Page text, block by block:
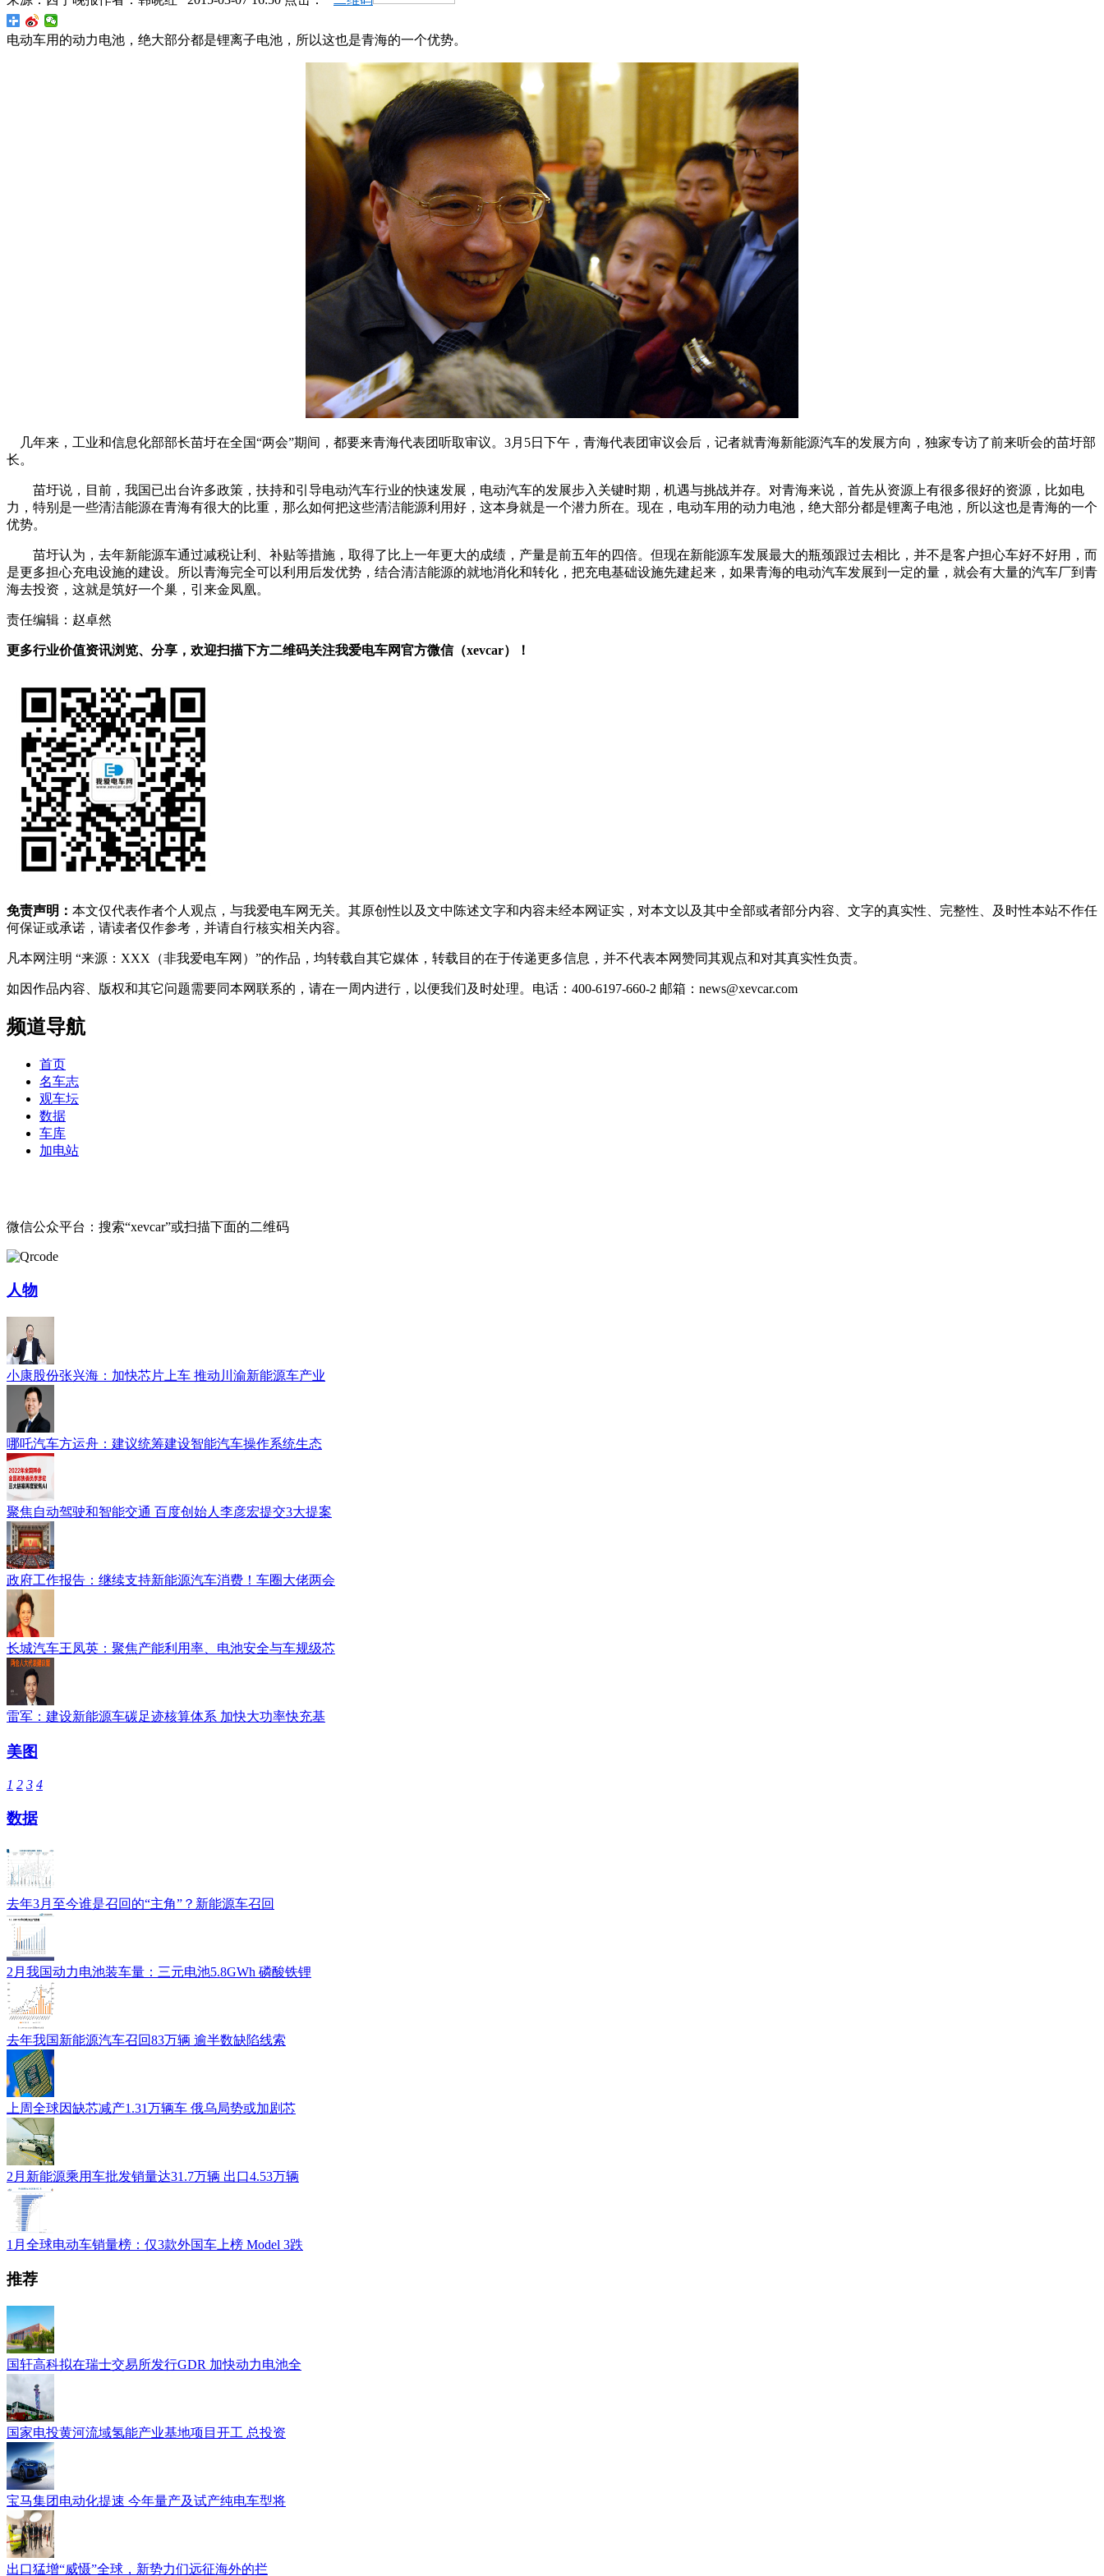
电动车用的动力电池，绝大部分都是锂离子电池，所以这也是青海的一个优势。
几年来，工业和信息化部部长苗圩在全国“两会”期间，都要来青海代表团听取审议。3月5日下午，青海代表团审议会后，记者就青海新能源汽车的发展方向，独家专访了前来听会的苗圩部
长。
苗圩说，目前，我国已出台许多政策，扶持和引导电动汽车行业的快速发展，电动汽车的发展步入关键时期，机遇与挑战并存。对青海来说，首先从资源上有很多很好的资源，比如电
力，特别是一些清洁能源在青海有很大的比重，那么如何把这些清洁能源利用好，这本身就是一个潜力所在。现在，电动车用的动力电池，绝大部分都是锂离子电池，所以这也是青海的一个
优势。
苗圩认为，去年新能源车通过减税让利、补贴等措施，取得了比上一年更大的成绩，产量是前五年的四倍。但现在新能源车发展最大的瓶颈跟过去相比，并不是客户担心车好不好用，而
是更多担心充电设施的建设。所以青海完全可以利用后发优势，结合清洁能源的就地消化和转化，把充电基础设施先建起来，如果青海的电动汽车发展到一定的量，就会有大量的汽车厂到青
海去投资，这就是筑好一个巢，引来金凤凰。
责任编辑：赵卓然
更多行业价值资讯浏览、分享，欢迎扫描下方二维码关注我爱电车网官方微信（xevcar）！
免责声明： 本文仅代表作者个人观点，与我爱电车网无关。其原创性以及文中陈述文字和内容未经本网证实，对本文以及其中全部或者部分内容、文字的真实性、完整性、及时性本站不作任
何保证或承诺，请读者仅作参考，并请自行核实相关内容。
凡本网注明 “来源：XXX（非我爱电车网）”的作品，均转载自其它媒体，转载目的在于传递更多信息，并不代表本网赞同其观点和对其真实性负责。
如因作品内容、版权和其它问题需要同本网联系的，请在一周内进行，以便我们及时处理。电话：400-6197-660-2 邮箱：news@xevcar.com
频道导航
首页
名车志
观车坛
数据
车库
加电站
微信公众平台：搜索“xevcar”或扫描下面的二维码
人物
小康股份张兴海：加快芯片上车 推动川渝新能源车产业
哪吒汽车方运舟：建议统筹建设智能汽车操作系统生态
聚焦自动驾驶和智能交通 百度创始人李彦宏提交3大提案
政府工作报告：继续支持新能源汽车消费！车圈大佬两会
长城汽车王凤英：聚焦产能利用率、电池安全与车规级芯
雷军：建设新能源车碳足迹核算体系 加快大功率快充基
美图
1 2 3 4
数据
去年3月至今谁是召回的“主角”？新能源车召回
2月我国动力电池装车量：三元电池5.8GWh 磷酸铁锂
去年我国新能源汽车召回83万辆 逾半数缺陷线索
上周全球因缺芯减产1.31万辆车 俄乌局势或加剧芯
2月新能源乘用车批发销量达31.7万辆 出口4.53万辆
1月全球电动车销量榜：仅3款外国车上榜 Model 3跌
推荐
国轩高科拟在瑞士交易所发行GDR 加快动力电池全
国家电投黄河流域氢能产业基地项目开工 总投资
宝马集团电动化提速 今年量产及试产纯电车型将
出口猛增“威慑”全球，新势力们远征海外的拦